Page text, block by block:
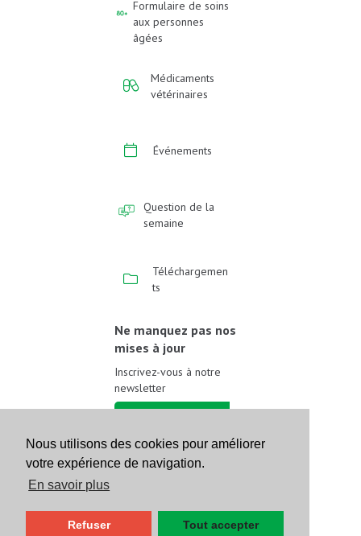
Nous utilisons des cookies pour améliorer
votre expérience de navigation.
En savoir plus
Refuser Tout accepter
Formulaire de soins
aux personnes
âgées
Médicaments
vétérinaires
Événements
Question de la
semaine
Téléchargemen
ts
Ne manquez pas nos
mises à jour
Inscrivez-vous à notre
newsletter
Suivez-nous sur les